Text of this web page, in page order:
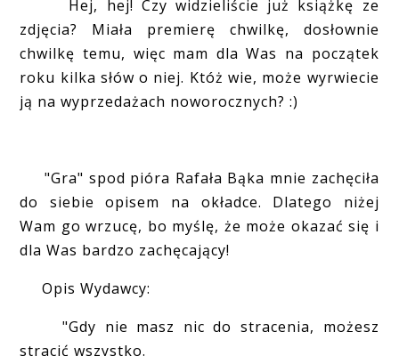
Hej, hej! Czy widzieliście już książkę ze
zdjęcia? Miała premierę chwilkę, dosłownie
chwilkę temu, więc mam dla Was na początek
roku kilka słów o niej. Któż wie, może wyrwiecie
ją na wyprzedażach noworocznych? :)
"Gra" spod pióra Rafała Bąka mnie zachęciła
do siebie opisem na okładce. Dlatego niżej
Wam go wrzucę, bo myślę, że może okazać się i
dla Was bardzo zachęcający!
Opis Wydawcy:
"Gdy nie masz nic do stracenia, możesz
stracić wszystko.